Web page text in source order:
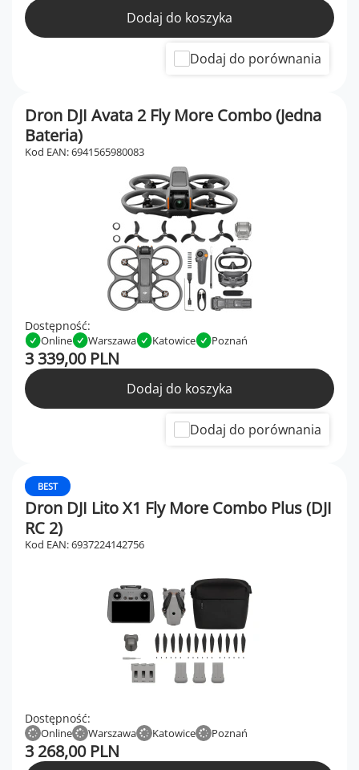
Dodaj do koszyka
Dodaj do porównania
Dron DJI Avata 2 Fly More Combo (Jedna
Bateria)
Kod EAN: 6941565980083
Dostępność:
Online Warszawa Katowice Poznań
3 339,00 PLN
Dodaj do koszyka
Dodaj do porównania
BEST
Dron DJI Lito X1 Fly More Combo Plus (DJI
RC 2)
Kod EAN: 6937224142756
Dostępność:
Online Warszawa Katowice Poznań
3 268,00 PLN